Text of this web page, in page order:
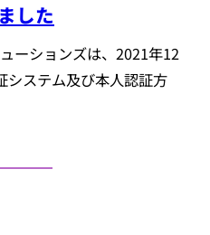
した
ーションズは、2021年12
システム及び本人認証方